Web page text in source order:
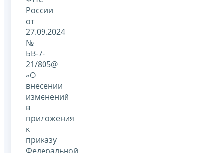
России
от
27.09.2024
№
БВ-7-
21/805@
«О
внесении
изменений
в
приложения
к
приказу
Федеральной